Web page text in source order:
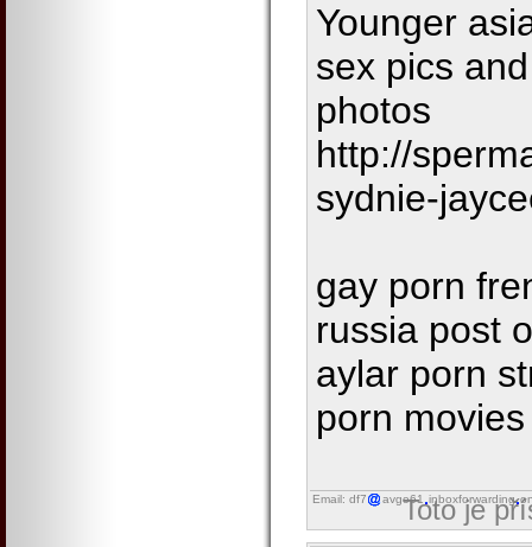
Younger
sex pics
photos
http://
sydnie-
gay porn
russia post
aylar porn
porn
Email: df7 avgo61 inboxforwarding
Toto je